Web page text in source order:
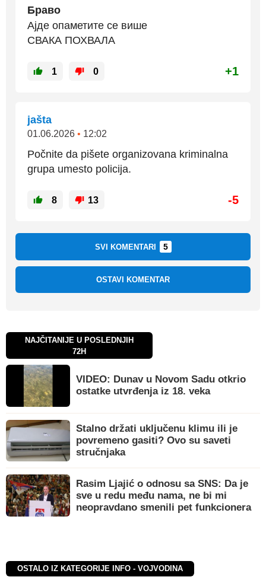
Браво
Ајде опаметите се више
СВАКА ПОХВАЛА
1 0 +1
jašta
01.06.2026 • 12:02
Počnite da pišete organizovana kriminalna
grupa umesto policija.
8 13 -5
SVI KOMENTARI 5
OSTAVI KOMENTAR
NAJČITANIJE U POSLEDNJIH
72H
VIDEO: Dunav u Novom Sadu otkrio
ostatke utvrđenja iz 18. veka
Stalno držati uključenu klimu ili je
povremeno gasiti? Ovo su saveti
stručnjaka
Rasim Ljajić o odnosu sa SNS: Da je
sve u redu među nama, ne bi mi
neopravdano smenili pet funkcionera
OSTALO IZ KATEGORIJE INFO - VOJVODINA